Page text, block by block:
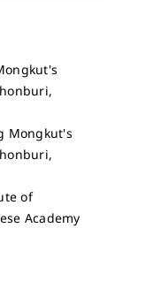
Mongkut's
of
Academy